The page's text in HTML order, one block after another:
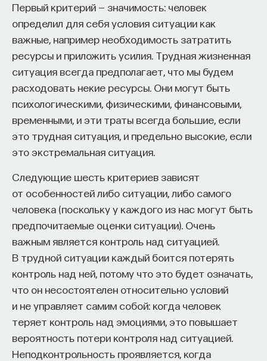
Первый критерий — значимость: человек
определил для себя условия ситуации как
важные, например необходимость затратить
ресурсы и приложить усилия. Трудная жизненная
ситуация всегда предполагает, что мы будем
расходовать некие ресурсы. Они могут быть
психологическими, физическими, финансовыми,
временными, и эти траты всегда большие, если
это трудная ситуация, и предельно высокие, если
это экстремальная ситуация.
Следующие шесть критериев зависят
от особенностей либо ситуации, либо самого
человека (поскольку у каждого из нас могут быть
предпочитаемые оценки ситуации). Очень
важным является контроль над ситуацией.
В трудной ситуации каждый боится потерять
контроль над ней, потому что это будет означать,
что он несостоятелен относительно условий
и не управляет самим собой: когда человек
теряет контроль над эмоциями, это повышает
вероятность потери контроля над ситуацией.
Неподконтрольность проявляется, когда
позиция: сначала определить, какое будущее
он хочет создавать, а затем разворачивать это
в своей деятельности. Когда университет
работает только под заказ, он занимает совсем
другую роль. У классического университета есть
редкая возможность — мыслить на длинной
дистанции и реально влиять на будущее: на то,
как будет мыслить элита, как будет устроена
экономика и как в целом будет разворачиваться
общество».
Знание нельзя просто передать
«Сама проблема гораздо старше, чем может
показаться. Если преподаватель выдает задание,
студент перепоручает его нейросети, а потом
просто приносит готовый текст, это лишь делает
старую проблему совсем уж неустранимой.
Но и привычная университетская схема, в которой
преподаватель что-то рассказал, студент что-то
записал, а затем попытался пересказать это
наизусть, тоже почти не оставляет места для
достигает синапсов, где запускает выделение
медиатора из окончаний аксона.
Везикулы
Мембранные пузырьки, располагающиеся
в случае синапса в окончании аксона. Внутри
везикул содержатся вещества-медиаторы,
которые выбрасываются в межклеточную среду
(«синаптическую щель») при приходе потенциала
действия, а затем воздействуют на следующую
клетку.
Гормон
выделяются в кровь особыми эндокринными